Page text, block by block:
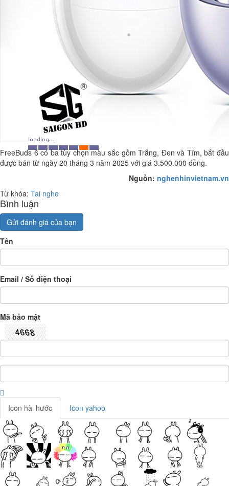
FreeBuds 6 có ba tùy chọn màu sắc gồm Trắng, Đen và Tím, bắt đầu
được bán từ ngày 20 tháng 3 năm 2025 với giá 3.500.000 đồng.
Nguồn: nghenhinvietnam.vn
Từ khóa: Tai nghe
Bình luận
Gửi đánh giá của bạn
Tên
Email / Số điện thoại
Mã bảo mật
Icon hài hước Icon yahoo